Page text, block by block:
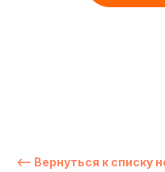
⟵ Вернуться к списку